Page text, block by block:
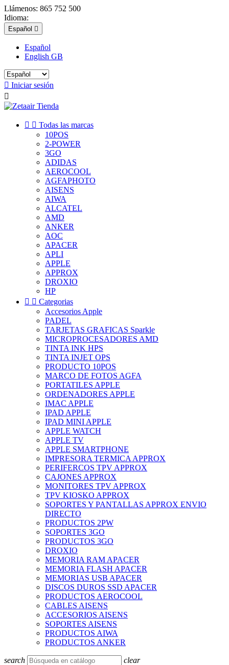
Llámenos: 865 752 500
Idioma:
Español 
Español
English GB
 Iniciar sesión

  Todas las marcas
10POS
2-POWER
3GO
ADIDAS
AEROCOOL
AGFAPHOTO
AISENS
AIWA
ALCATEL
AMD
ANKER
AOC
APACER
APLI
APPLE
APPROX
DROXIO
HP
  Categorias
Accesorios Apple
PADEL
TARJETAS GRAFICAS Sparkle
MICROPROCESADORES AMD
TINTA INK HPS
TINTA INJET OPS
PRODUCTO 10POS
MARCO DE FOTOS AGFA
PORTATILES APPLE
ORDENADORES APPLE
IMAC APPLE
IPAD APPLE
IPAD MINI APPLE
APPLE WATCH
APPLE TV
APPLE SMARTPHONE
IMPRESORA TERMICA APPROX
PERIFERCOS TPV APPROX
CAJONES APPROX
MONITORES TPV APPROX
TPV KIOSKO APPROX
SOPORTES Y PANTALLAS APPROX ENVIO
DIRECTO
PRODUCTOS 2PW
SOPORTES 3GO
PRODUCTOS 3GO
DROXIO
MEMORIA RAM APACER
MEMORIA FLASH APACER
MEMORIAS USB APACER
DISCOS DUROS SSD APACER
PRODUCTOS AEROCOOL
CABLES AISENS
ACCESORIOS AISENS
SOPORTES AISENS
PRODUCTOS AIWA
PRODUCTOS ANKER
search clear